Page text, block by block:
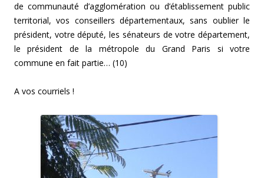
de communauté d’agglomération ou d’établissement public
territorial,vos conseillers départementaux, sans oublier le
président, votre député,les sénateurs de votre département,
le président de la métropole du Grand Paris si votre
commune en fait partie… (10)
A vos courriels !